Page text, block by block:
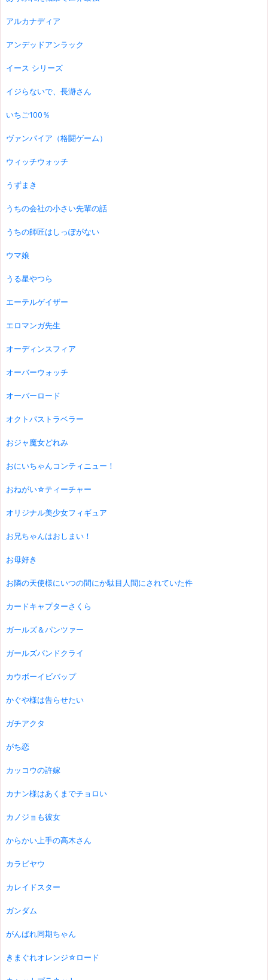
アルカナディア
アンデッドアンラック
イース シリーズ
イジらないで、長瀞さん
いちご100％
ヴァンパイア（格闘ゲーム）
ウィッチウォッチ
うずまき
うちの会社の小さい先輩の話
うちの師匠はしっぽがない
ウマ娘
うる星やつら
エーテルゲイザー
エロマンガ先生
オーディンスフィア
オーバーウォッチ
オーバーロード
オクトパストラベラー
おジャ魔女どれみ
おにいちゃんコンティニュー！
おねがい☆ティーチャー
オリジナル美少女フィギュア
お兄ちゃんはおしまい！
お母好き
お隣の天使様にいつの間にか駄目人間にされていた件
カードキャプターさくら
ガールズ＆パンツァー
ガールズバンドクライ
カウボーイビバップ
かぐや様は告らせたい
ガチアクタ
がち恋
カッコウの許嫁
カナン様はあくまでチョロい
カノジョも彼女
からかい上手の高木さん
カラビヤウ
カレイドスター
ガンダム
がんばれ同期ちゃん
きまぐれオレンジ☆ロード